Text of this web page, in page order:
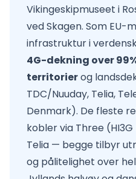
Vikingeskipmuseet i
ved Skagen. Som EU-
infrastruktur i
4G-dekning over
territorierog
TDC/Nuuday, Telia,
Denmark). De fleste
kobler via Three
Telia — begge tilbyr
og pålitelighet over